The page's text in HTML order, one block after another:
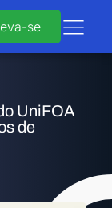
se
UniFOA
de